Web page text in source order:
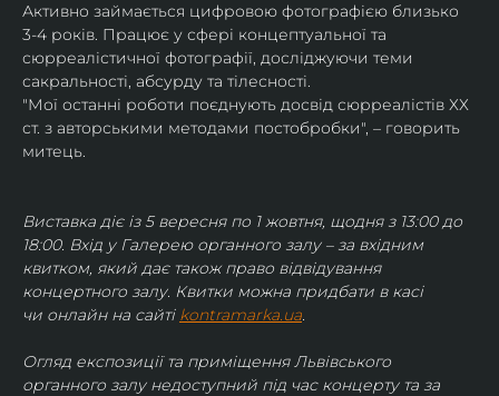
Активно займається цифровою фотографією близько
3-4 років. Працює у сфері концептуальної та
сюрреалістичної фотографії, досліджуючи теми
сакральності, абсурду та тілесності.
"Мої останні роботи поєднують досвід сюрреалістів ХХ
ст. з авторськими методами постобробки", – говорить
митець.
Виставка діє із 5 вересня по 1 жовтня, щодня з 13:00 до
18:00. Вхід у Галерею органного залу – за вхідним
квитком, який дає також право відвідування
концертного залу. Квитки можна придбати в касі
чи онлайн на сайті kontramarka.ua.
Огляд експозиції та приміщення Львівського
органного залу недоступний під час концерту та за